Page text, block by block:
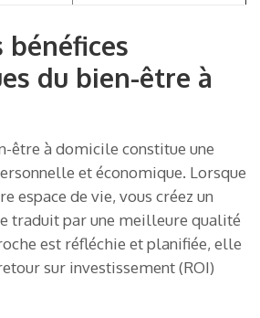
bénéfices
du bien-être à
être à domicile constitue une
et économique. Lorsque
espace de vie, vous créez un
traduit par une meilleure qualité
est réfléchie et planifiée, elle
sur investissement (ROI)